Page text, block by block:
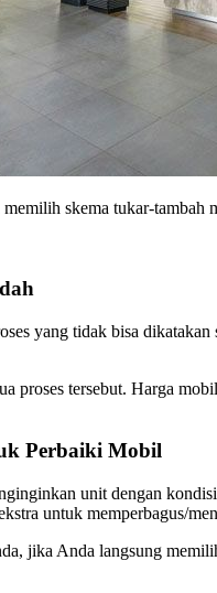
skema tukar-
yang tidak bisa
proses tersebut. Harga
Perbaiki Mobil
unit dengan
untuk memperbagus/
jika Anda langsung